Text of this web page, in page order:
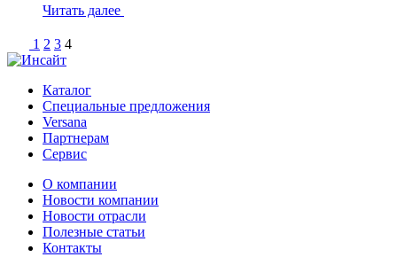
Читать далее
1 2 3 4
Каталог
Специальные предложения
Versana
Партнерам
Сервис
О компании
Новости компании
Новости отрасли
Полезные статьи
Контакты